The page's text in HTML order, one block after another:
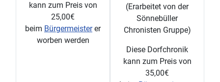
kann zum Preis von
25,00€
beim Bürgermeisterer
worben werden
(Erarbeitet von der
Sönnebüller
Chronisten Gruppe)
Diese Dorfchronik
kann zum Preis von
35,00€